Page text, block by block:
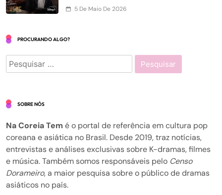
5 De Maio De 2026
PROCURANDO ALGO?
Pesquisar
por:
SOBRE NÓS
Na Coreia Tem é o portal de referência em cultura pop
coreana e asiática no Brasil. Desde 2019, traz notícias,
entrevistas e análises exclusivas sobre K-dramas, filmes
e música. Também somos responsáveis pelo Censo
Dorameiro, a maior pesquisa sobre o público de dramas
asiáticos no país.